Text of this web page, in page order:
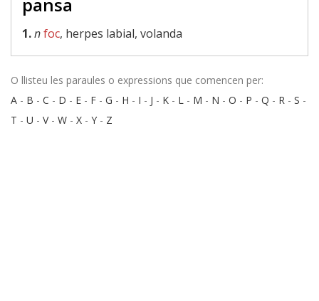
1.nfoc, herpes labial, volanda
O llisteu les paraules o expressions que comencen per:
A - B - C - D - E - F - G - H - I - J - K - L - M - N - O - P - Q - R - S -
T - U - V- W - X - Y - Z